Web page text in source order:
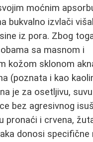
moćnim
bukvalno izvlači
iz pora. Zbog
sa masnom i
kožom sklonom
(poznata i kao
je za osetljivu,
bez agresivnog
pronaći i crvena,
donosi specifične